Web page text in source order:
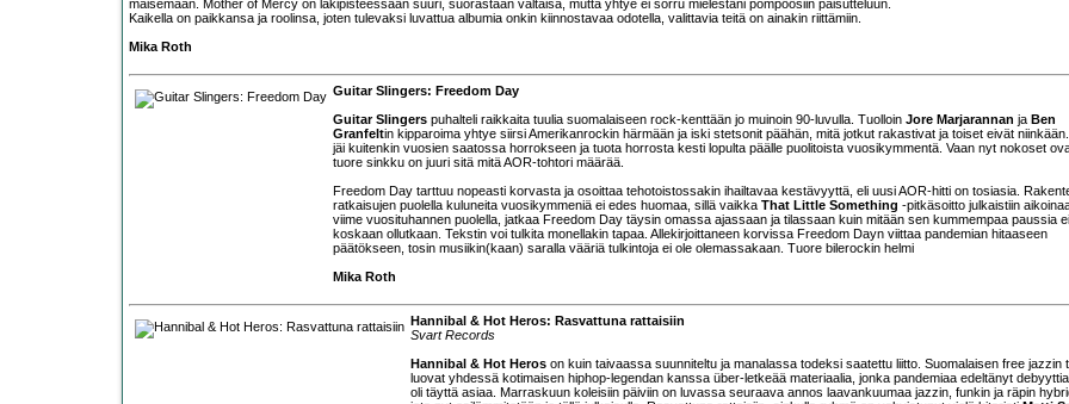
maisemaan. Mother of Mercy on lakipisteessään suuri, suorastaan valtaisa, mutta yhtye ei sorru mielestäni pompöösiin paisutteluun.
Kaikella on paikkansa ja roolinsa, joten tulevaksi luvattua albumia onkin kiinnostavaa odotella, valittavia teitä on ainakin riittämiin.
Mika Roth
Guitar Slingers: Freedom Day
Guitar Slingers puhalteli raikkaita tuulia suomalaiseen rock-kenttään jo muinoin 90-luvulla. Tuolloin Jore Marjarannan ja Ben
Granfeltin kipparoima yhtye siirsi Amerikanrockin härmään ja iski stetsonit päähän, mitä jotkut rakastivat ja toiset eivät
jäi kuitenkin vuosien saatossa horrokseen ja tuota horrosta kesti lopulta päälle puolitoista vuosikymmentä. Vaan nyt nokoset
tuore sinkku on juuri sitä mitä AOR-tohtori määrää.
Freedom Day tarttuu nopeasti korvasta ja osoittaa tehotoistossakin ihailtavaa kestävyyttä, eli uusi AOR-hitti on tosiasia.
ratkaisujen puolella kuluneita vuosikymmeniä ei edes huomaa, sillä vaikka That Little Something -pitkäsoitto julkaistiin
viime vuosituhannen puolella, jatkaa Freedom Day täysin omassa ajassaan ja tilassaan kuin mitään sen kummempaa paussia
koskaan ollutkaan. Tekstin voi tulkita monellakin tapaa. Allekirjoittaneen korvissa Freedom Dayn viittaa pandemian hitaaseen
päätökseen, tosin musiikin(kaan) saralla vääriä tulkintoja ei ole olemassakaan. Tuore bilerockin helmi
Mika Roth
Hannibal & Hot Heros: Rasvattuna rattaisiin
Svart Records
Hannibal & Hot Heros on kuin taivaassa suunniteltu ja manalassa todeksi saatettu liitto. Suomalaisen free jazzin
luovat yhdessä kotimaisen hiphop-legendan kanssa über-letkeää materiaalia, jonka pandemiaa edeltänyt
oli täyttä asiaa. Marraskuun koleisiin päiviin on luvassa seuraava annos laavankuumaa jazzin, funkin ja räpin